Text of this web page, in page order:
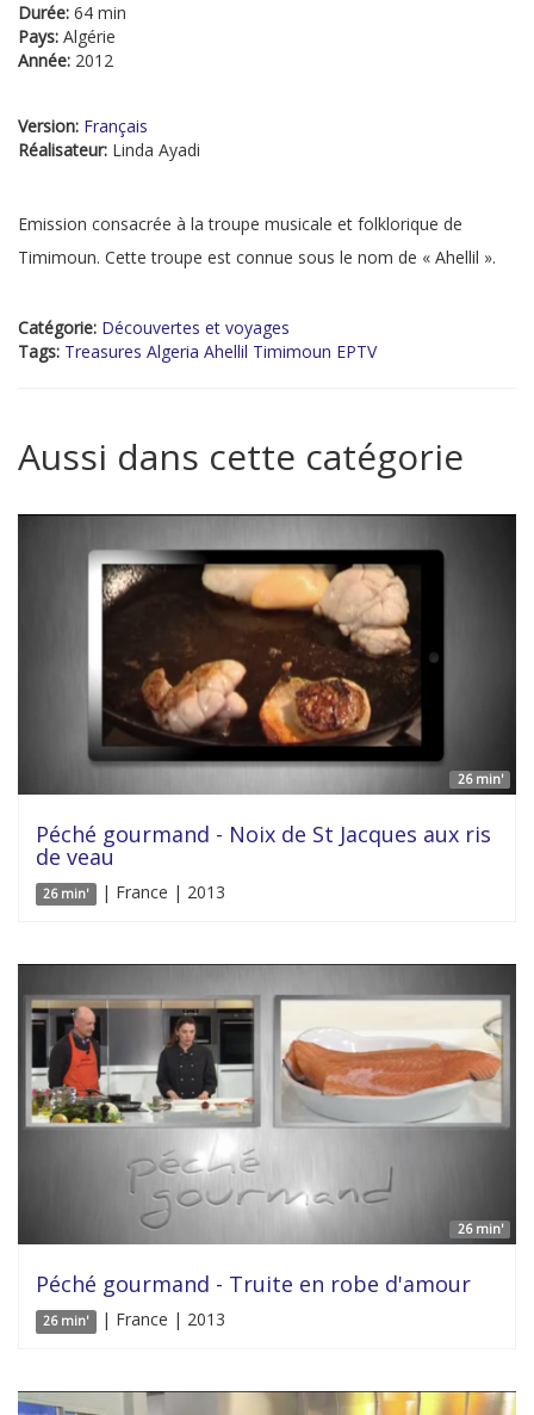
Durée: 64 min
Pays: Algérie
Année: 2012
Version: Français
Réalisateur: Linda Ayadi
Emission consacrée à la troupe musicale et folklorique de
Timimoun. Cette troupe est connue sous le nom de « Ahellil ».
Catégorie: Découvertes et voyages
Tags: Treasures Algeria Ahellil Timimoun EPTV
Aussi dans cette catégorie
26 min'
Péché gourmand - Noix de St Jacques aux ris
de veau
26 min' | France | 2013
26 min'
Péché gourmand - Truite en robe d'amour
26 min' | France | 2013